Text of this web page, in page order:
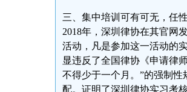
三、集中培训可有可无，任
2018年，深圳律协在其官网
活动，凡是参加这一活动的
显违反了全国律协《申请律
不得少于一个月。”的强制
配。证明了深圳律协实习考